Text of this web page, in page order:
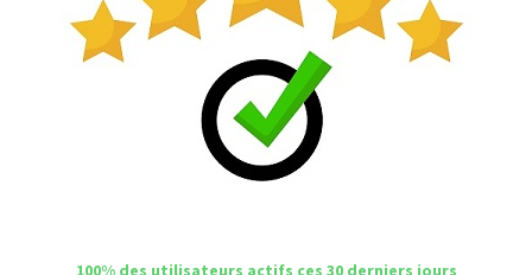
100% des utilisateurs actifs ces 30 derniers jours